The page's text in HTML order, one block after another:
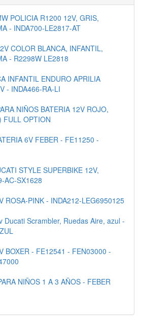
POLICIA R1200 12V, GRIS,
- INDA700-LE2817-AT
COLOR BLANCA, INFANTIL,
- R2298W LE2818
INFANTIL ENDURO APRILIA
- INDA466-RA-LI
NIÑOS BATERIA 12V ROJO,
FULL OPTION
6V FEBER - FE11250 -
STYLE SUPERBIKE 12V,
AC-SX1628
ROSA-PINK - INDA212-LEG6950125
Ducati Scrambler, Ruedas Aire, azul -
BOXER - FE12541 - FEN03000 -
NIÑOS 1 A 3 AÑOS - FEBER